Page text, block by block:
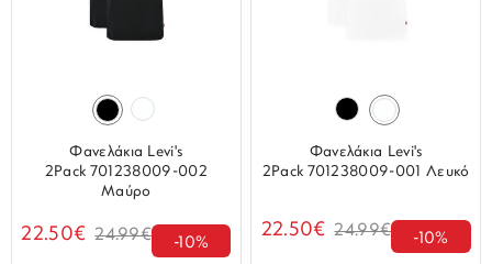
Φανελάκια Levi's
2Pack 701238009-002
Μαύρο
22.50€ 24.99€ -10%
Φανελάκια Levi's
2Pack 701238009-001 Λευκό
22.50€ 24.99€ -10%